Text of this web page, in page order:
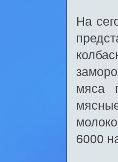
На
мяса
6000